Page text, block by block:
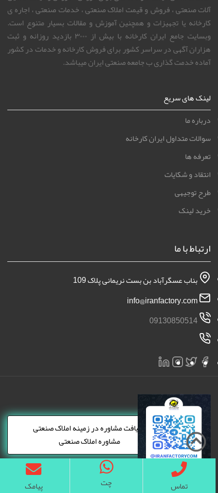
تماس چت پیامک
×
دریافت مشاوره در زمینه املاک صنعتی
مشاوره املاک صنعتی
ایران کارخانه ، سامانه جامع فروش کارخانه و دریافت قیمت کارخانه
های فعال و غیر فعال در ایران میباشد. ایران کارخانه یکی از بزرگترین
بانک های اطلاعاتی فروش کارخانه های صنعتی و خدمات میباشد. این
اطلاعات شامل قیمت کارخانه های برای فروش ، فروش و قیمت ماشین
آلات صنعتی ، فروش و قیمت املاک صنعتی ، خدمات صنعتی ، اجاره ی
هزاران آگهی در سراسر کشور برای فروش کارخانه و خدمات در کشور
آماده خدمت گذاری ب جامعه صنعتی ایران میباشد.
لینک های سریع
درباره ما
سوالات متداول ایران کارخانه
تعرفه ها
طرح توجیهی
خرید لینک
ارتباط با ما
09130850514